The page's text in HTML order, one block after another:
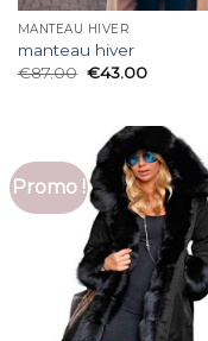
MANTEAU HIVER
manteau hiver
€87.00 €43.00
Promo !